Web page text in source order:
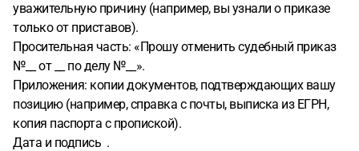
уважительную причину (например, вы узнали о приказе
только от приставов).
Просительная часть: «Прошу отменить судебный приказ
№__ от __ по делу №__».
Приложения: копии документов, подтверждающих вашу
позицию (например, справка с почты, выписка из ЕГРН,
копия паспорта с пропиской).
Дата и подпись .